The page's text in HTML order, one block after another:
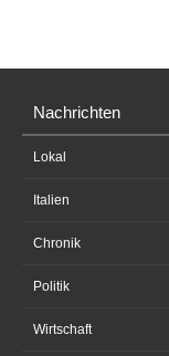
Nachrichten
Lokal
Italien
Chronik
Politik
Wirtschaft